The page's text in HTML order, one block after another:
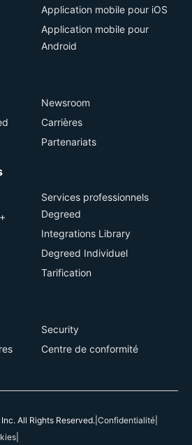
Application mobile pour iOS
Application mobile pour
Android
Newsroom
Carrières
Partenariats
Services professionnels
Degreed
Integrations Library
Degreed Individuel
Tarification
Security
Centre de conformité
All Rights Reserved. Confidentialité